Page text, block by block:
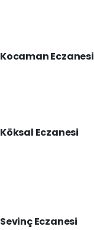
Kocaman Eczanesi
Köksal Eczanesi
Sevinç Eczanesi